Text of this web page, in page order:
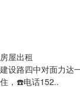
房屋出租
建设路四中对面力达
住，☎️电话152..